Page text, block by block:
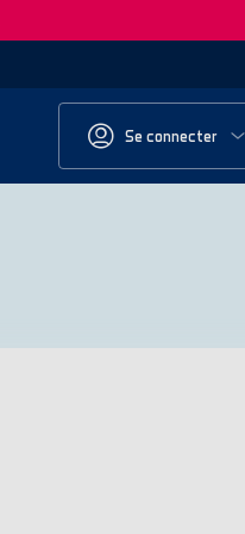
Se connecter